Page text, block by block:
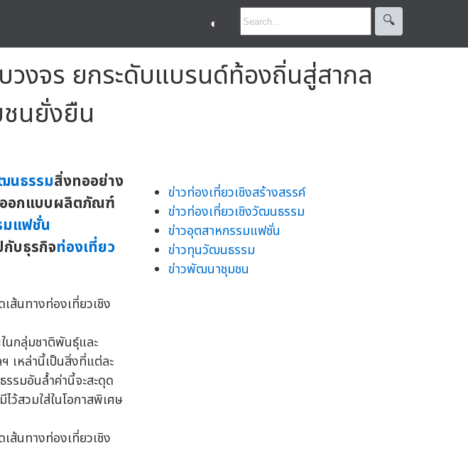
◐ 🔍︎
งจร ยกระดับแบรนด์ท้องถิ่นสู่สากล
ชนยั่งยืน
นธรรมสิ่งทออย่าง
ออกแบบผลิตภัณฑ์
มแฟชั่น
กับธุรกิจท่องเที่ยว
กลุ่มชาติพันธุ์และ
เหล่านี้เป็นสิ่งที่แต่ละ
รมอันล้ำค่านี้จะสะดุด
สวมใส่ในโอกาสพิเศษ
ข่าวท่องเที่ยวเชิงสร้างสรรค์
ข่าวท่องเที่ยวเชิงวัฒนธรรม
ข่าวอุตสาหกรรมแฟชั่น
ข่าวทุนวัฒนธรรม
ข่าวพัฒนาชุมชน